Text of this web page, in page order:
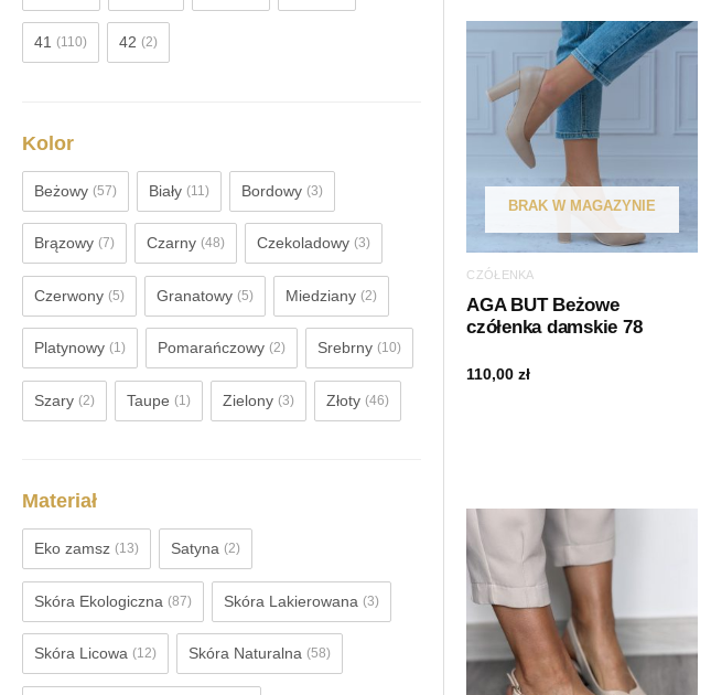
41 (110) 42 (2)
Kolor
Beżowy (57) Biały (11) Bordowy (3)
Brązowy (7) Czarny (48) Czekoladowy (3)
Czerwony (5) Granatowy (5) Miedziany (2)
Platynowy (1) Pomarańczowy (2) Srebrny (10)
Szary (2) Taupe (1) Zielony (3) Złoty (46)
Materiał
Eko zamsz (13) Satyna (2)
Skóra Ekologiczna (87) Skóra Lakierowana (3)
Skóra Licowa (12) Skóra Naturalna (58)
BRAK W MAGAZYNIE
CZÓŁENKA
AGA BUT Beżowe
czółenka damskie 78
110,00zł